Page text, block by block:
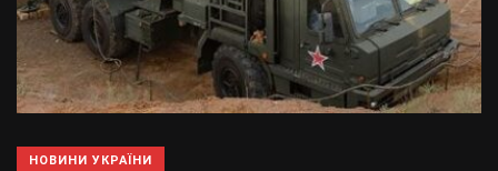
НОВИНИ УКРАЇНИ